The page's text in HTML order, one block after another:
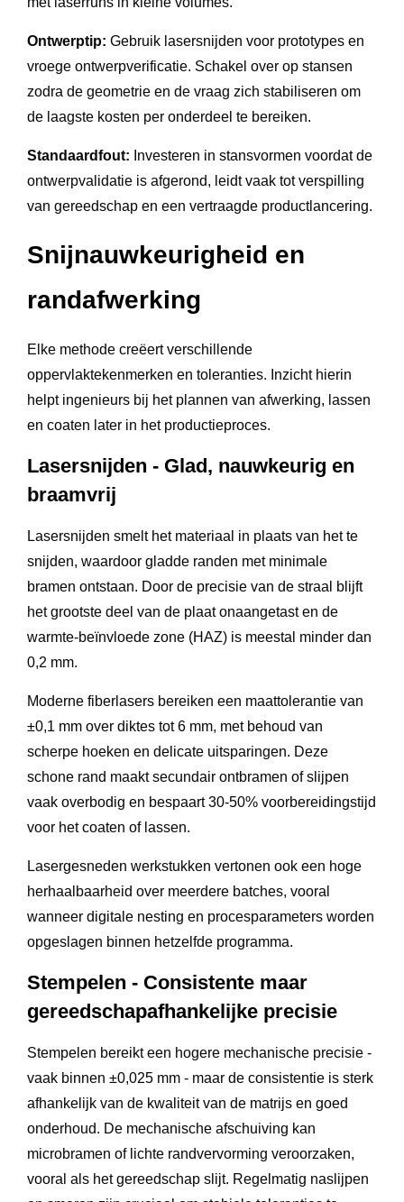
Ontwerptip: Gebruik lasersnijden voor prototypes en
vroege ontwerpverificatie. Schakel over op stansen
zodra de geometrie en de vraag zich stabiliseren om
de laagste kosten per onderdeel te bereiken.
Standaardfout: Investeren in stansvormen voordat de
ontwerpvalidatie is afgerond, leidt vaak tot verspilling
van gereedschap en een vertraagde productlancering.
Snijnauwkeurigheid en
randafwerking
Elke methode creëert verschillende
oppervlaktekenmerken en toleranties. Inzicht hierin
helpt ingenieurs bij het plannen van afwerking, lassen
en coaten later in het productieproces.
Lasersnijden - Glad, nauwkeurig en
braamvrij
Lasersnijden smelt het materiaal in plaats van het te
snijden, waardoor gladde randen met minimale
bramen ontstaan. Door de precisie van de straal blijft
het grootste deel van de plaat onaangetast en de
warmte-beïnvloede zone (HAZ) is meestal minder dan
0,2 mm.
Moderne fiberlasers bereiken een maattolerantie van
±0,1 mm over diktes tot 6 mm, met behoud van
scherpe hoeken en delicate uitsparingen. Deze
schone rand maakt secundair ontbramen of slijpen
vaak overbodig en bespaart 30-50% voorbereidingstijd
voor het coaten of lassen.
Lasergesneden werkstukken vertonen ook een hoge
herhaalbaarheid over meerdere batches, vooral
wanneer digitale nesting en procesparameters worden
opgeslagen binnen hetzelfde programma.
Stempelen - Consistente maar
gereedschapafhankelijke precisie
Stempelen bereikt een hogere mechanische precisie -
vaak binnen ±0,025 mm - maar de consistentie is sterk
afhankelijk van de kwaliteit van de matrijs en goed
onderhoud. De mechanische afschuiving kan
microbramen of lichte randvervorming veroorzaken,
vooral als het gereedschap slijt. Regelmatig naslijpen